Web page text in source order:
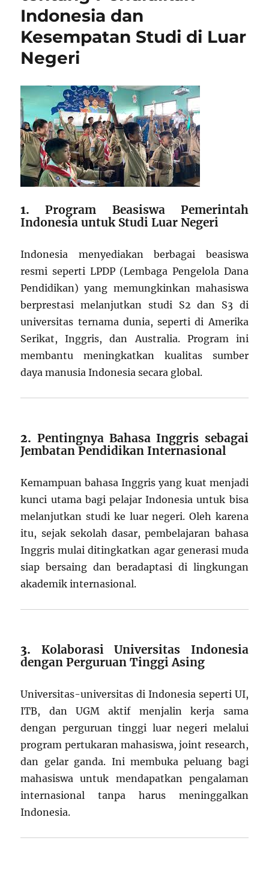
Indonesia dan
Kesempatan Studi di Luar
Negeri
1.Program Beasiswa Pemerintah
Indonesia untuk Studi Luar Negeri
Indonesia menyediakan berbagai beasiswa
resmi seperti LPDP (Lembaga Pengelola Dana
Pendidikan) yang memungkinkan mahasiswa
berprestasi melanjutkan studi S2 dan S3 di
universitas ternama dunia, seperti di Amerika
Serikat, Inggris, dan Australia. Program ini
membantu meningkatkan kualitas sumber
daya manusia Indonesia secara global.
2. Pentingnya Bahasa Inggris sebagai
Jembatan Pendidikan Internasional
Kemampuan bahasa Inggris yang kuat menjadi
kunci utama bagi pelajar Indonesia untuk bisa
melanjutkan studi ke luar negeri. Oleh karena
itu, sejak sekolah dasar, pembelajaran bahasa
Inggris mulai ditingkatkan agar generasi muda
siap bersaing dan beradaptasi di lingkungan
akademik internasional.
3. Kolaborasi Universitas Indonesia
dengan Perguruan Tinggi Asing
Universitas-universitas di Indonesia seperti UI,
ITB, dan UGM aktif menjalin kerja sama
dengan perguruan tinggi luar negeri melalui
program pertukaran mahasiswa, joint research,
dan gelar ganda. Ini membuka peluang bagi
mahasiswa untuk mendapatkan pengalaman
internasional tanpa harus meninggalkan
Indonesia.